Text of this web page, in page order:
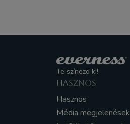
Te színezd ki!
HASZNOS
Hasznos
Média megjelenések